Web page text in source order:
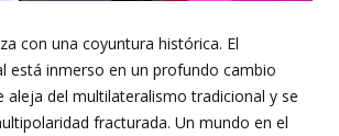
con una coyuntura histórica. El
está inmerso en un profundo cambio
aleja del multilateralismo tradicional y se
fracturada. Un mundo en el